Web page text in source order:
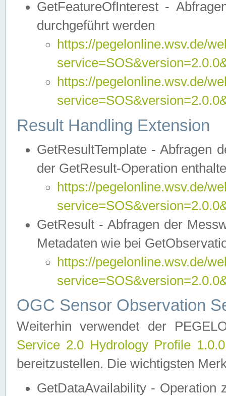
GetFeatureOfInterest -
durchgeführt werden
https://pegelonline.wsv.de/
https://pegelonline.wsv.de/
Result Handling Extension
GetResultTemplate - Abfragen
der GetResult-Operation
https://pegelonline.wsv.de/
GetResult - Abfragen der
Metadaten wie bei
https://pegelonline.wsv.de/
OGC Sensor Observation
Weiterhin verwendet der
Service 2.0 Hydrology Profile
bereitzustellen. Die wichtigsten
GetDataAvailability - Operation